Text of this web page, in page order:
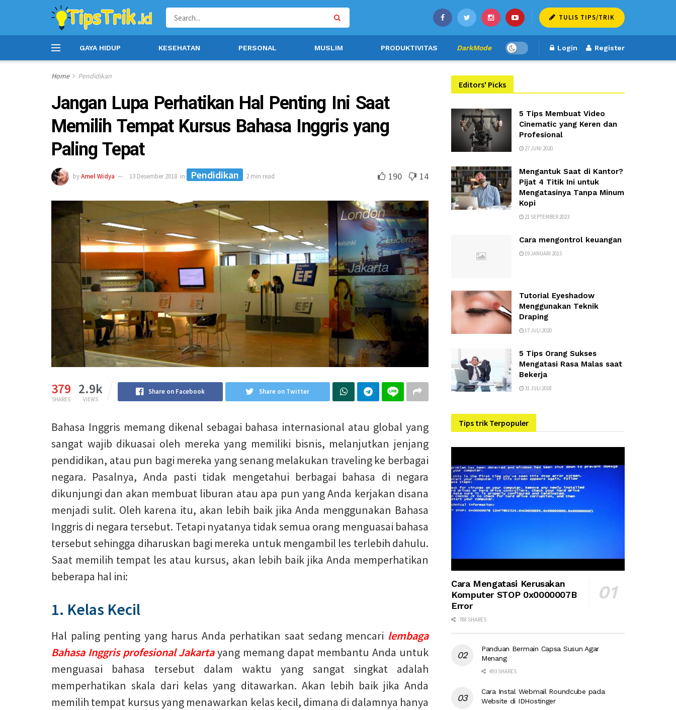
TULIS TIPS/TRIK
GAYA HIDUP KESEHATAN PERSONAL MUSLIM PRODUKTIVITAS DarkMode Login Register
Home Pendidikan
Jangan Lupa Perhatikan Hal Penting Ini Saat
Memilih Tempat Kursus Bahasa Inggris yang
Paling Tepat
byAmel Widya 13 Desember 2018 in Pendidikan 2 min read 190 14
379
SHARES
2.9k
VIEWS
Share on Facebook Share on Twitter
Bahasa Inggris memang dikenal sebagai bahasa internasional atau global yang
sangat wajib dikuasai oleh mereka yang memiliki bisnis, melanjutkan jenjang
pendidikan, atau pun bagi mereka yang senang melakukan traveling ke berbagai
negara. Pasalnya, Anda pasti tidak mengetahui berbagai bahasa di negara
dikunjungi dan akan membuat liburan atau apa pun yang Anda kerjakan disana
menjadi sulit. Oleh karena itu, akan lebih baik jika Anda menggunakan Bahasa
Inggris di negara tersebut. Tetapi nyatanya tidak semua orang menguasai bahasa
tersebut sehingga diharuskan bagi mereka untuk mengambil les terlebih dahulu.
Saat memilih tempat les atau kursus, akan lebih baik jika Anda memperhatikan
beberapa hal ini:
1. Kelas Kecil
Hal paling penting yang harus Anda perhatikan saat sedang mencari lembaga
Bahasa Inggris profesional Jakarta yang memang dapat membantu Anda untuk
menguasai bahasa tersebut dalam waktu yang sangat singkat adalah
memperhatikan skala dari kelas yang ditawarkan. Akan lebih baik jika Anda
memilih tempat kursus yang menawarkan kelas kecil, dimana di dalamnya hanya
Editors' Picks
5 Tips Membuat Video
Cinematic yang Keren dan
Profesional
27 JUNI 2020
Mengantuk Saat di Kantor?
Pijat 4 Titik Ini untuk
Mengatasinya Tanpa Minum
Kopi
21 SEPTEMBER 2023
Cara mengontrol keuangan
19 JANUARI 2015
Tutorial Eyeshadow
Menggunakan Teknik
Draping
17 JULI 2020
5 Tips Orang Sukses
Mengatasi Rasa Malas saat
Bekerja
31 JULI 2018
Tips trik Terpopuler
Cara Mengatasi Kerusakan
Komputer STOP 0x0000007B
Error
788 SHARES
Panduan Bermain Capsa Susun Agar
Menang
493 SHARES
Cara Instal Webmail Roundcube pada
Website di IDHostinger